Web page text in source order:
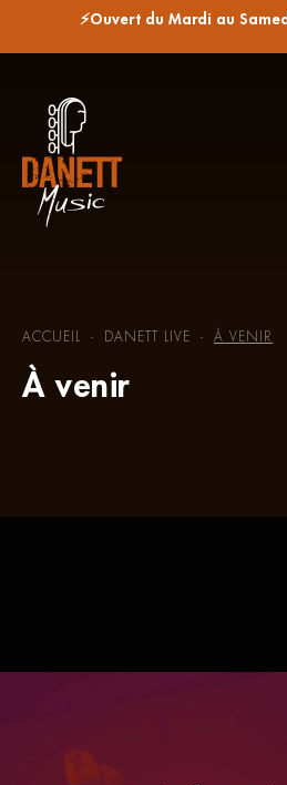
⚡Ouvert du Mardi au
À venir
ACCUEIL - DANETT LIVE - À VENIR